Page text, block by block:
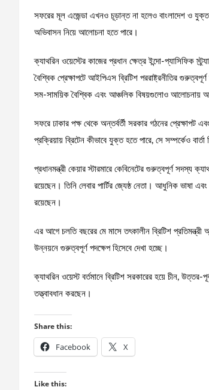
সফরের মূল এজেন্ডা এখনও চূড়ান্ত না হলেও বাংলাদেশ ও
অভিবাসন নিয়ে আলোচনা হতে পারে।
ক্যাথরিন ওয়েস্টের কাজের প্রধান ক্ষেত্র ইন্দো-প্যাসিফিক
বৈশ্বিক প্রেক্ষাপটে আইপিএস ব্রিটিশ পররাষ্ট্রনীতির
সম-সাময়িক বৈশ্বিক এবং আঞ্চলিক বিষয়গুলোও আলোচনায়
সফরে ঢাকার পক্ষ থেকে অন্তর্বর্তী সরকার গঠনের প্রেক্ষাপট
প্রক্রিয়ায় ব্রিটেন কীভাবে যুক্ত হতে পারে, সে সম্পর্কেও বার্তা
প্রধানমন্ত্রী কেয়ার স্টারমারে কেবিনেটের গুরুত্বপূর্ণ সদস্য
রয়েছেন। তিনি লেবার পার্টির জ্যেষ্ঠ নেতা। আধুনিক ভাষা
রয়েছেন।
এর আগে চলতি বছরের মে মাসে তৎকালীন ব্রিটিশ
উন্নয়নে গুরুত্বপূর্ণ পদক্ষেপ হিসেবে দেখা হচ্ছে।
ক্যাথরিন ওয়েস্ট বর্তমানে ব্রিটিশ সরকারের হয়ে চীন, উত্তর-
তত্ত্বাবধান করছেন।
Share this:
Facebook X
Like this: